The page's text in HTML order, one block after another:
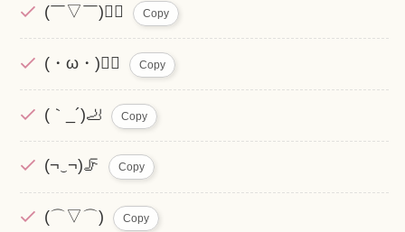
(￣▽￣)🚶‍♂️ Copy
(・ω・)🏃‍♀️ Copy
(｀_´)🦶 Copy
(¬‿¬)🦵 Copy
(⌒▽⌒) Copy